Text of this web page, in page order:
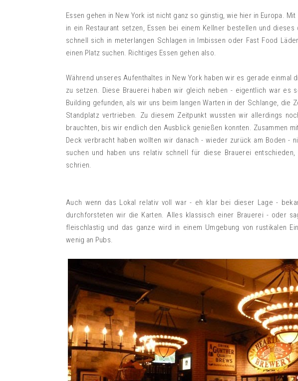
Essen gehen in New York ist nicht ganz so günstig, wie hier in Europa.
in ein Restaurant setzen, Essen bei einem Kellner bestellen und
schnell sich in meterlangen Schlagen in Imbissen oder Fast Food
einen Platz suchen. Richtiges Essen gehen also.
Während unseres Aufenthaltes in New York haben wir es gerade einmal
zu setzen. Diese Brauerei haben wir gleich neben - eigentlich war es
Building gefunden, als wir uns beim langen Warten in der Schlange, die
Standplatz vertrieben. Zu diesem Zeitpunkt wussten wir allerdings
brauchten, bis wir endlich den Ausblick genießen konnten. Zusammen
Deck verbracht haben wollten wir danach - wieder zurück am Boden -
suchen und haben uns relativ schnell für diese Brauerei
schrien.
Auch wenn das Lokal relativ voll war - eh klar bei dieser Lage -
durchforsteten wir die Karten. Alles klassisch einer Brauerei - oder
fleischlastig und das ganze wird in einem Umgebung von rustikalen
wenig an Pubs.